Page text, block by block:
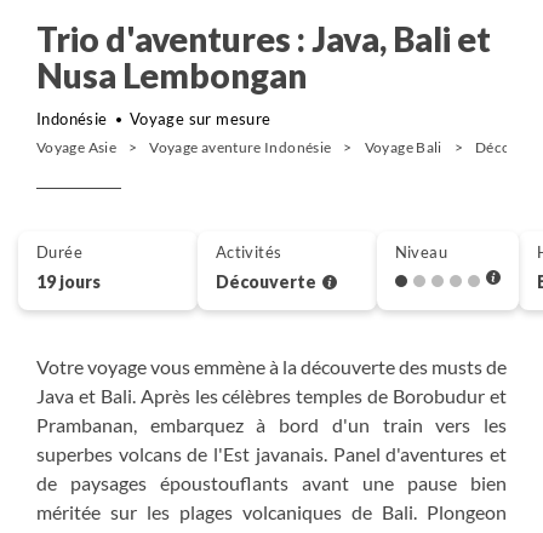
Trio d'aventures : Java, Bali et
Nusa Lembongan
Indonésie Voyage sur mesure
Voyage Asie Voyage aventure Indonésie Voyage Bali
Votre voyage vous emmène à la découverte des musts de
Java et Bali. Après les célèbres temples de Borobudur et
Prambanan, embarquez à bord d'un train vers les
superbes volcans de l'Est javanais. Panel d'aventures et
de paysages époustouflants avant une pause bien
méritée sur les plages volcaniques de Bali. Plongeon
Durée
19 jours
Activités
Découverte
Niveau